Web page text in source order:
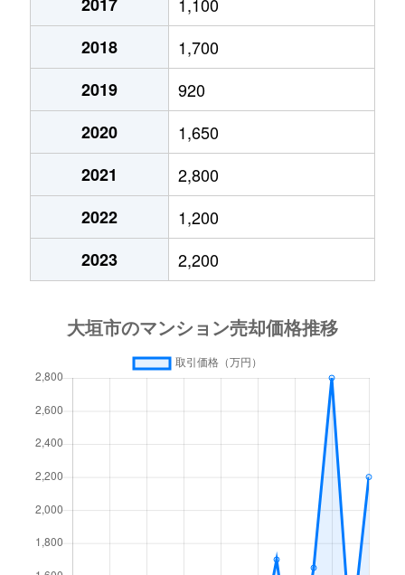
2018
1,700
2019
920
2020
1,650
2021
2,800
2022
1,200
2023
2,200